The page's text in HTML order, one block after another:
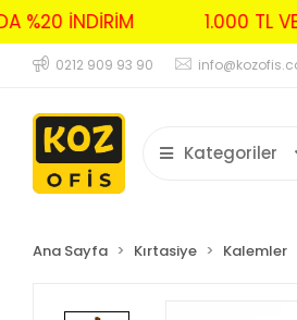
%20 İNDİRİM 1.000 TL
0212 909 93 90
Kategoriler
Ana Sayfa Kırtasiye Kalemler